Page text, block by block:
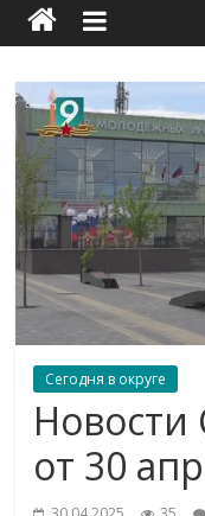
Оскол
Сегодня в округе
Новости
от 30